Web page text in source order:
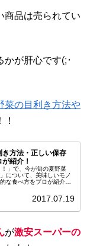
商品は売られてい
が肝心です(;･
菜の目利き方法や
き方法・正しい保存
紹介！
」で、今が旬の夏野菜
について、美味しいモノ
な食べ方をプロが紹介し
2017.07.19
が激安スーパーの